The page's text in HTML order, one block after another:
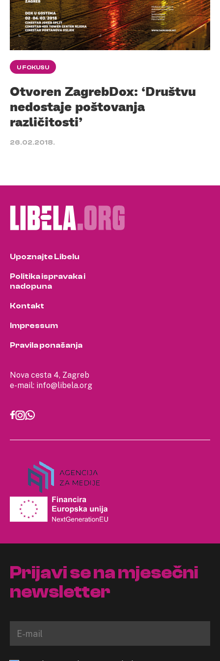
U FOKUSU
Otvoren ZagrebDox: ‘Društvu
nedostaje poštovanja
različitosti’
26.02.2018.
Nova cesta 4, Zagreb
e-mail: info@libela.org
Upoznajte Libelu
Politika ispravaka i
nadopuna
Kontakt
Impressum
Pravila ponašanja
Prijavi se na mjesečni
newsletter